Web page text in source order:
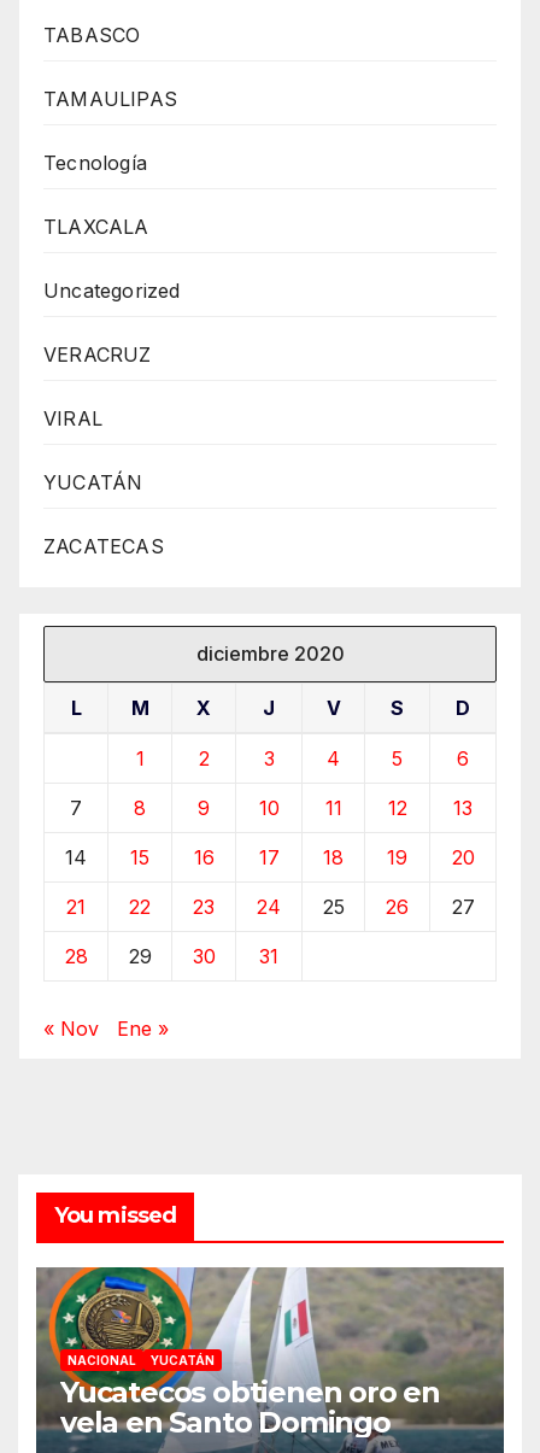
TABASCO
TAMAULIPAS
Tecnología
TLAXCALA
Uncategorized
VERACRUZ
VIRAL
YUCATÁN
ZACATECAS
diciembre 2020
L M X J V S D
1 2 3 4 5 6
7 8 9 10 11 12 13
14 15 16 17 18 19 20
21 22 23 24 25 26 27
28 29 30 31
« Nov Ene »
You missed
NACIONAL YUCATÁN
Yucatecos obtienen oro en
vela en Santo Domingo